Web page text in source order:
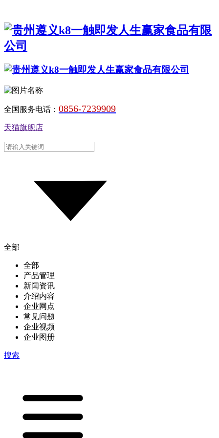
全国服务电话： 0856-7239909
天猫旗舰店
全部
全部
产品管理
新闻资讯
介绍内容
企业网点
常见问题
企业视频
企业图册
搜索